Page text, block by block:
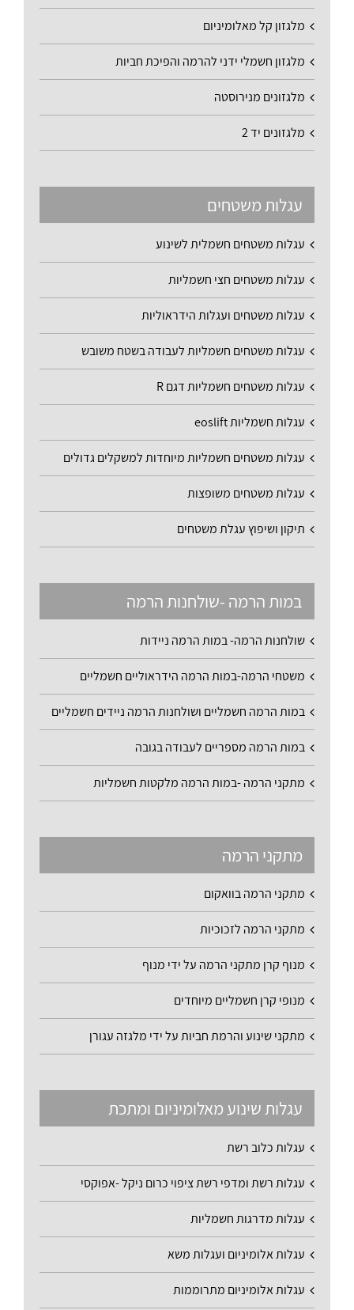
מלגזון קל מאלומיניום
מלגזון חשמלי ידני להרמה והפיכת חביות
מלגזונים מנירוסטה
מלגזונים יד 2
עגלות משטחים
עגלות משטחים חשמלית לשינוע
עגלות משטחים חצי חשמליות
עגלות משטחים ועגלות הידראוליות
עגלות משטחים חשמליות לעבודה בשטח משובש
עגלות משטחים חשמליות דגם R
עגלות חשמליות eoslift
עגלות משטחים חשמליות מיוחדות למשקלים גדולים
עגלות משטחים משופצות
תיקון ושיפוץ עגלת משטחים
במות הרמה -שולחנות הרמה
שולחנות הרמה- במות הרמה ניידות
משטחי הרמה-במות הרמה הידראוליים חשמליים
במות הרמה חשמליים ושולחנות הרמה ניידים חשמליים
במות הרמה מספריים לעבודה בגובה
מתקני הרמה -במות הרמה מלקטות חשמליות
מתקני הרמה
מתקני הרמה בוואקום
מתקני הרמה לזכוכיות
מנוף קרן מתקני הרמה על ידי מנוף
מנופי קרן חשמליים מיוחדים
מתקני שינוע והרמת חביות על ידי מלגזה עגורן
עגלות שינוע מאלומיניום ומתכת
עגלות כלוב רשת
עגלות רשת ומדפי רשת ציפוי כרום ניקל -אפוקסי
עגלות מדרגות חשמליות
עגלות אלומיניום ועגלות משא
עגלות אלומיניום מתרוממות